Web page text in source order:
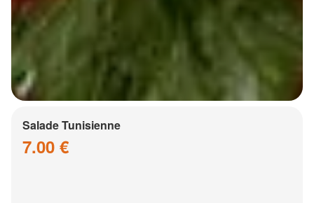
Salade Tunisienne
7.00 €